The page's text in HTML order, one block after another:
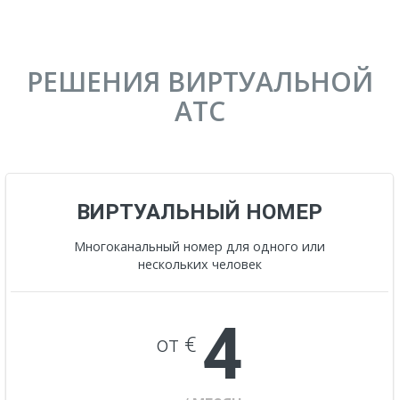
РЕШЕНИЯ ВИРТУАЛЬНОЙ
АТС
ВИРТУАЛЬНЫЙ НОМЕР
Многоканальный номер для одного или
нескольких человек
от € 4